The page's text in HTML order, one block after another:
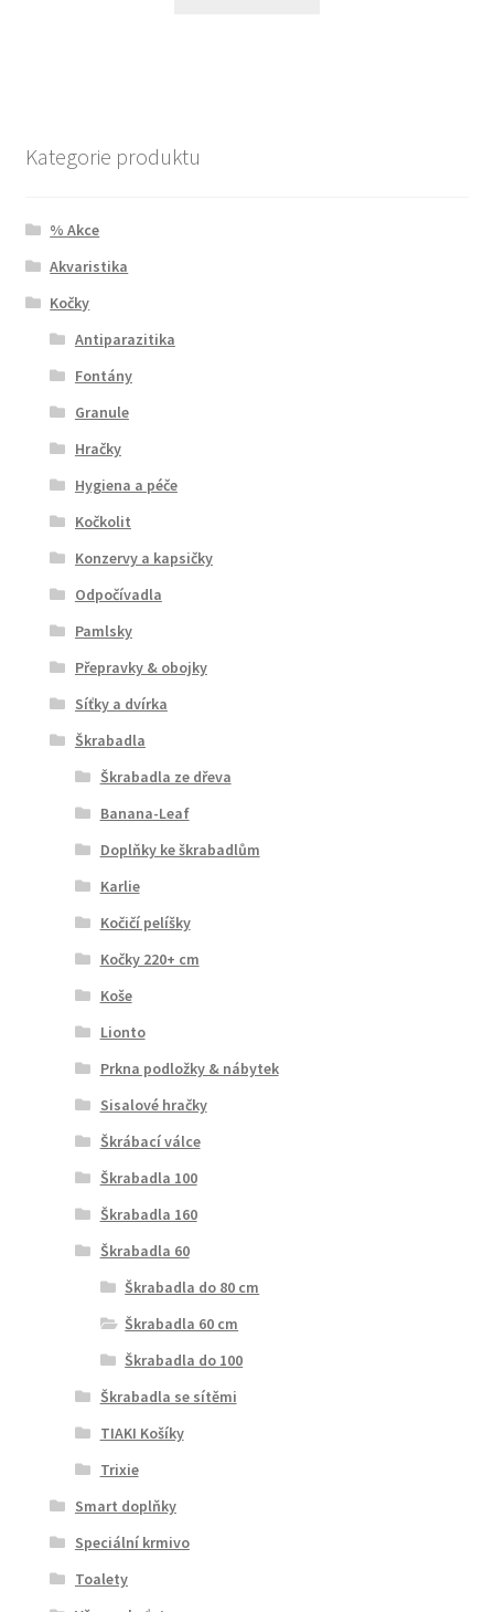
Kategorie produktu
% Akce
Akvaristika
Kočky
Antiparazitika
Fontány
Granule
Hračky
Hygiena a péče
Kočkolit
Konzervy a kapsičky
Odpočívadla
Pamlsky
Přepravky & obojky
Síťky a dvírka
Škrabadla
Škrabadla ze dřeva
Banana-Leaf
Doplňky ke škrabadlům
Karlie
Kočičí pelíšky
Kočky 220+ cm
Koše
Lionto
Prkna podložky & nábytek
Sisalové hračky
Škrábací válce
Škrabadla 100
Škrabadla 160
Škrabadla 60
Škrabadla do 80 cm
Škrabadla 60 cm
Škrabadla do 100
Škrabadla se sítěmi
TIAKI Košíky
Trixie
Smart doplňky
Speciální krmivo
Toalety